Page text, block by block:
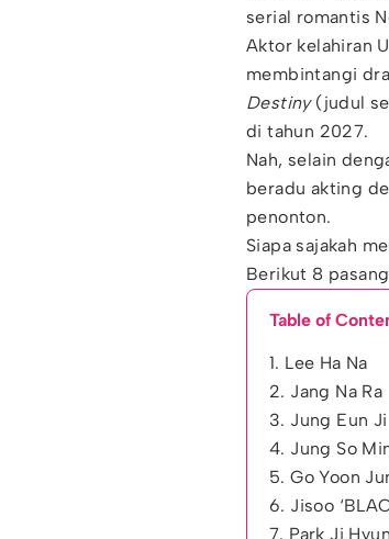
serial romantis
Aktor kelahiran
membintangi
Destiny(judul
di tahun 2027.
Nah, selain
beradu akting
penonton.
Siapa sajakah
Berikut 8
Table of
1. Lee Ha Na
2. Jang Na Ra
3. Jung Eun Ji
4. Jung So
5. Go Yoon
6. Jisoo
7. Park Ji Hyun